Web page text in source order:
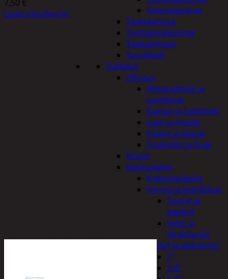
Yleisvalaisimet
Taskulamput
Työmaavalaisimet
Taskulamput
Tarvikkeet
Työkalut
Hitsaus
Hitsauskolvit ja
suuttimet
Kaasut ja polttimet
Lasit ja maskit
Puikot ja langat
Tinakolvit ja tinat
Imurit
Käsityökalut
Erikoistyökalut
Hionta ja puhdistus
Tyynyt ja
paperit
Viilat ja
teräsharjat
Hylsyt ja vääntimet
1"
1/2"
7,50 €
Lisää ostoskoriin